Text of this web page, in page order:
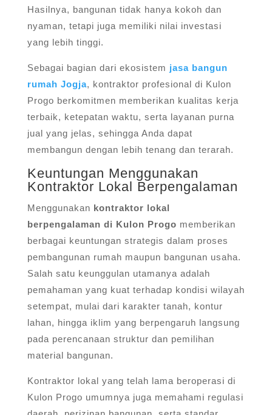
Hasilnya, bangunan tidak hanya kokoh dan
nyaman, tetapi juga memiliki nilai investasi
yang lebih tinggi.
Sebagai bagian dari ekosistem jasa bangun
rumah Jogja, kontraktor profesional di Kulon
Progo berkomitmen memberikan kualitas kerja
terbaik, ketepatan waktu, serta layanan purna
jual yang jelas, sehingga Anda dapat
membangun dengan lebih tenang dan terarah.
Keuntungan Menggunakan
Kontraktor Lokal Berpengalaman
Menggunakan kontraktor lokal
berpengalaman di Kulon Progo memberikan
berbagai keuntungan strategis dalam proses
pembangunan rumah maupun bangunan usaha.
Salah satu keunggulan utamanya adalah
pemahaman yang kuat terhadap kondisi wilayah
setempat, mulai dari karakter tanah, kontur
lahan, hingga iklim yang berpengaruh langsung
pada perencanaan struktur dan pemilihan
material bangunan.
Kontraktor lokal yang telah lama beroperasi di
Kulon Progo umumnya juga memahami regulasi